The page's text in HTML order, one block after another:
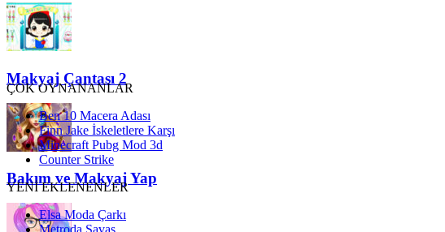
Makyaj Çantası 2
Bakım ve Makyaj Yap
ÇOK OYNANANLAR
Ben 10 Macera Adası
Finn Jake İskeletlere Karşı
Minecraft Pubg Mod 3d
Counter Strike
YENİ EKLENENLER
Elsa Moda Çarkı
Metroda Savaş